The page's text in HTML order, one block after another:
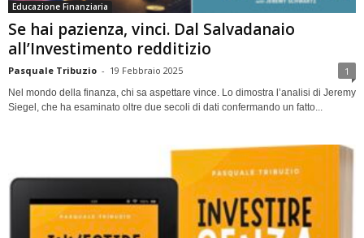
Educazione Finanziaria
Se hai pazienza, vinci. Dal Salvadanaio
all’Investimento redditizio
Pasquale Tribuzio - 19 Febbraio 2025 1
Nel mondo della finanza, chi sa aspettare vince. Lo dimostra l’analisi di Jeremy
Siegel, che ha esaminato oltre due secoli di dati confermando un fatto...